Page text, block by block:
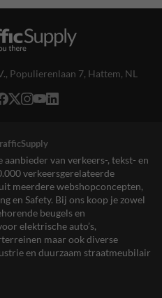
Populierenlaan 7, Hattem, NL
van verkeers-, tekst- en
verkeersgerelateerde
meerdere webshopconcepten,
en Safety. Bij ons koop je zowel
beugels en
elektrische auto’s,
maar ook diverse
en duurzaam straatmeubilair